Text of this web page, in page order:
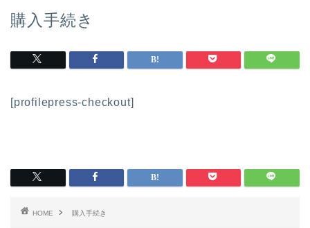
購入手続き
[profilepress-checkout]
HOME 購入手続き